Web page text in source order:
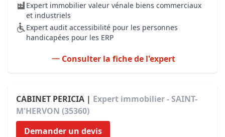
Expert immobilier valeur vénale biens commerciaux
et industriels
Expert audit accessibilité pour les personnes
handicapées pour les ERP
Consulter la fiche de l'expert
CABINET PERICIA | Expert immobilier - SAINT-
M'HERVON (35360)
Demander un devis